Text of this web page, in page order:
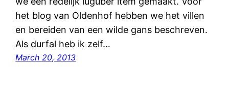
het blog van Oldenhof hebben we het villen
en bereiden van een wilde gans beschreven.
Als durfal heb ik zelf…
March 20, 2013